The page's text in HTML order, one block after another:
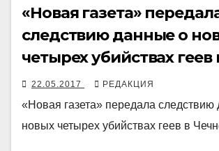
«Новая газета»
следствию данные о
четырех убийствах геев
22.05.2017 РЕДАКЦИЯ
«Новая газета» передала
новых четырех убийствах геев в